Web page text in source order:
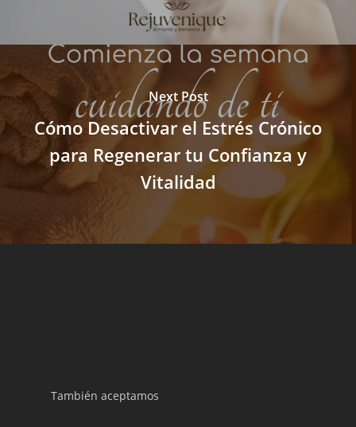
Next Post
Cómo Desactivar el Estrés Crónico
para Regenerar tu Confianza y
Vitalidad
También aceptamos